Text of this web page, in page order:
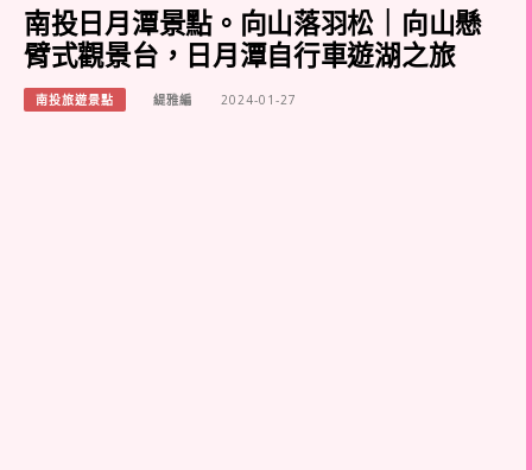
南投日月潭景點。向山落羽松｜向山懸
臂式觀景台，日月潭自行車遊湖之旅
南投旅遊景點 緹雅編 2024-01-27